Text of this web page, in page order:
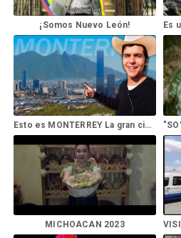
¡Somos Nuevo León!
Esto es MONTERREY La gran ciudad metrópoli de México
MICHOACAN 2023